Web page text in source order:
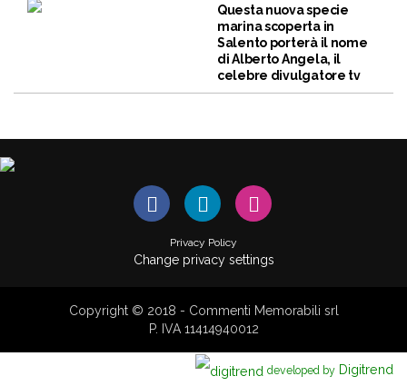
Questa nuova specie
marina scoperta in
Salento porterà il nome
di Alberto Angela, il
celebre divulgatore tv
Privacy Policy
Change privacy settings
Copyright © 2018 - Commenti Memorabili srl
P. IVA 11414940012
developed by Digitrend